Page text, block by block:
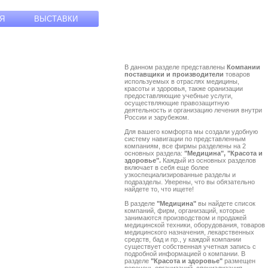
В данном разделе представлены Компании
поставщики и производители товаров
используемых в отраслях медицины,
красоты и здоровья, также оранизации
предоставляющие учебные услуги,
осуществляющие правозащитную
деятельность и организацию лечения внутри
России и зарубежом.
Для вашего комфорта мы создали удобную
систему навигации по представленным
компаниям, все фирмы разделены на 2
основных раздела: "Медицина", "Красота и
здоровье". Каждый из основных разделов
включает в себя еще более
узкоспециализированные разделы и
подразделы. Уверены, что вы обязательно
найдете то, что ищете!
В разделе "Медицина" вы найдете список
компаний, фирм, организаций, которые
занимаются производством и продажей
медицинской техники, оборудования, товаров
медицинского назначения, лекарственных
средств, бад и пр., у каждой компании
существует собственная учетная запись с
подробной информацией о компании. В
разделе "Красота и здоровье" размещен
ВЫСТАВКИ